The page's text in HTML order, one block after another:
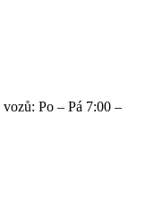
vozů: Po – Pá 7:00 –